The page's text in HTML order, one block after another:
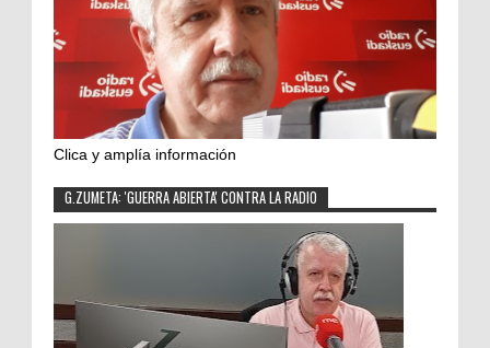
Clica y amplía información
G.ZUMETA: 'GUERRA ABIERTA' CONTRA LA RADIO